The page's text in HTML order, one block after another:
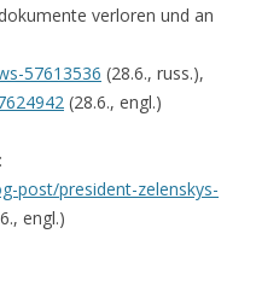
verloren und an
57613536 (28.6., russ.),
(28.6., engl.)
post/president-zelenskys-
engl.)